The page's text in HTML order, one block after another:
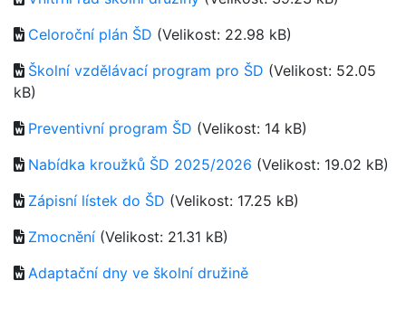
Celoroční plán ŠD (Velikost: 22.98 kB)
Školní vzdělávací program pro ŠD (Velikost: 52.05
kB)
Preventivní program ŠD (Velikost: 14 kB)
Nabídka kroužků ŠD 2025/2026 (Velikost: 19.02 kB)
Zápisní lístek do ŠD (Velikost: 17.25 kB)
Zmocnění (Velikost: 21.31 kB)
Adaptační dny ve školní družině